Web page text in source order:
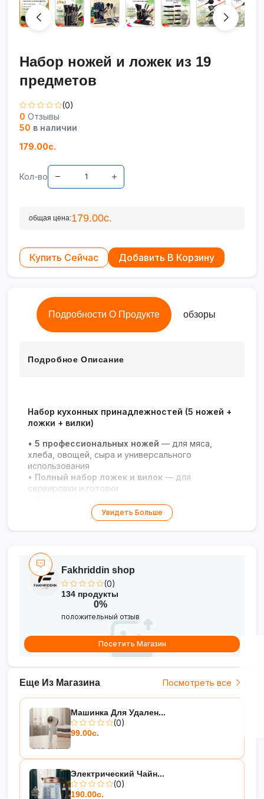
Набор ножей и ложек из 19
предметов
(0)
0 Отзывы
50 в наличии
179.00с.
Кол-во
общая цена:179.00с.
Купить Сейчас Добавить В Корзину
Подробности О Продукте обзоры
Подробное Описание
Набор кухонных принадлежностей (5 ножей +
ложки + вилки)
• 5 профессиональных ножей — для мяса,
хлеба, овощей, сыра и универсального
использования
• Полный набор ложек и вилок — для
сервировки и готовки
— прочность и удобство
Подходит для посудомоечной машины
одном наборе, экономят место
Всё необходимое для приготовления и
сервировки в одном наборе!
Увидеть Больше
Еще Из Магазина Посмотреть все
Машинка Для Удален...
(0)
99.00с.
Электрический Чайн...
(0)
190.00с.
Fakhriddin shop
(0)
134 продукты
0%
положительный отзыв
Посетить Магазин